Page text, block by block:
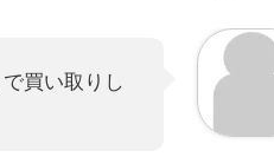
で買い取りし